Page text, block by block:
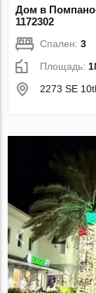
Дом в
1172302
Спален:3
Площадь:
2273 SE